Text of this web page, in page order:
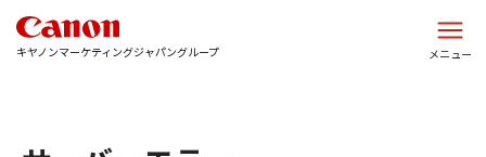
キヤノンマーケティングジャパングループ メニュー